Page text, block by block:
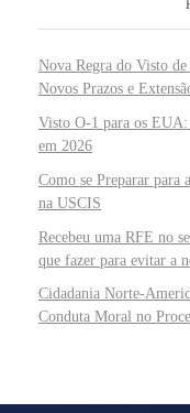
Nova Regra do Visto
Novos Prazos e
Visto O-1 para os EUA:
em 2026
Como se Preparar para
na USCIS
Recebeu uma RFE no
que fazer para evitar a
Cidadania Norte-
Conduta Moral no